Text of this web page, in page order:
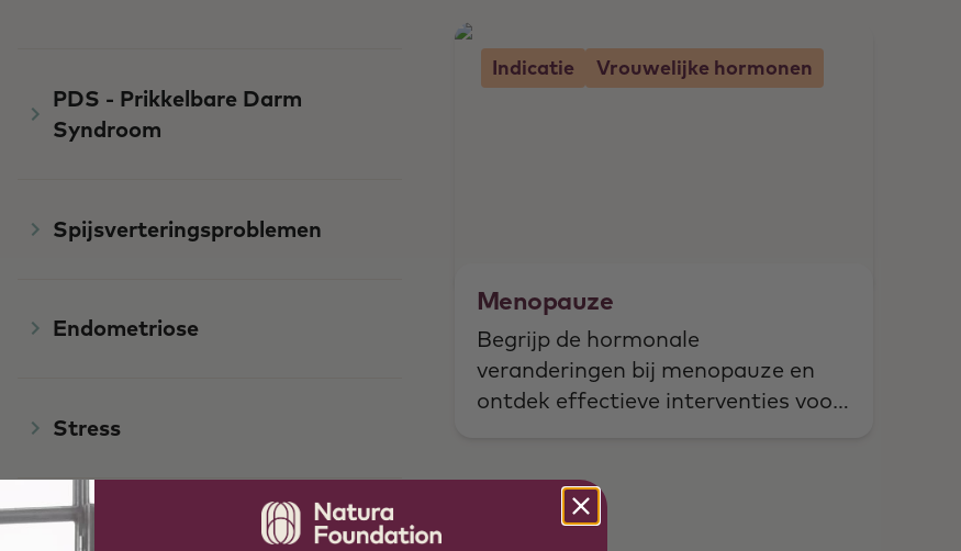
PDS - Prikkelbare Darm
Syndroom
Spijsverteringsproblemen
Endometriose
Stress
Indicatie Vrouwelijke hormonen
Menopauze
Begrijp de hormonale
veranderingen bij menopauze en
ontdek effectieve interventies voor